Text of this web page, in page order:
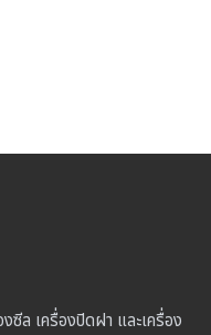
ซีล เครื่องปิดฝา และเครื่อง